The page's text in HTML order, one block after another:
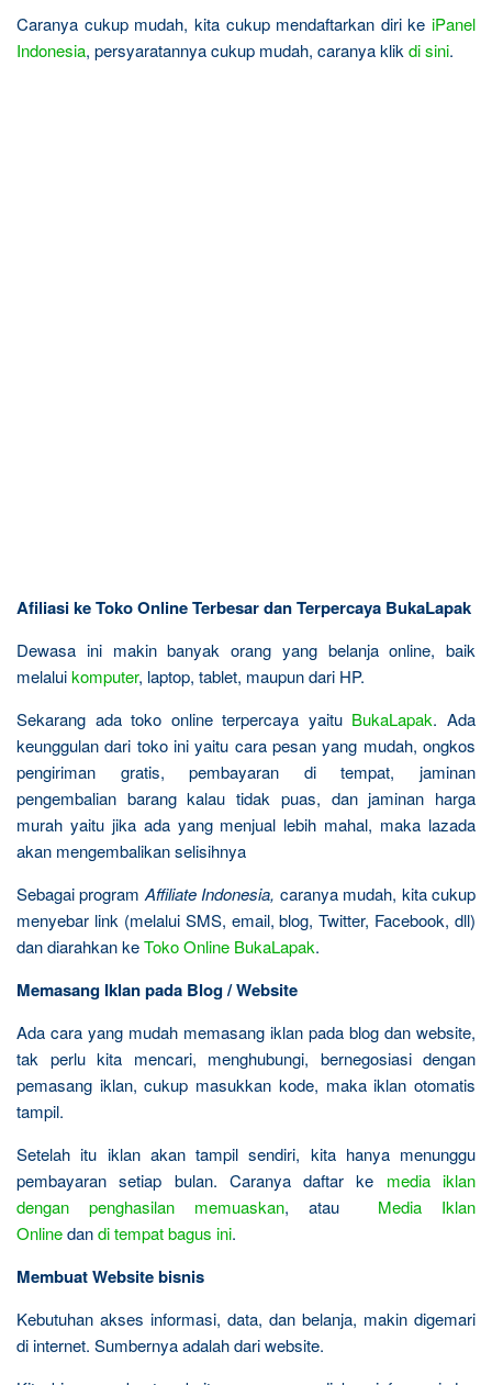
Caranya cukup mudah, kita cukup mendaftarkan diri ke iPanel
Indonesia, persyaratannya cukup mudah, caranya klik di sini.
Afiliasi ke Toko Online Terbesar dan Terpercaya BukaLapak
Dewasa ini makin banyak orang yang belanja online, baik
melaluikomputer, laptop, tablet, maupun dari HP.
Sekarang ada toko online terpercaya yaitu BukaLapak. Ada
keunggulan dari toko ini yaitu cara pesan yang mudah, ongkos
pengiriman gratis, pembayaran di tempat, jaminan
pengembalian barang kalau tidak puas, dan jaminan harga
murah yaitu jika ada yang menjual lebih mahal, maka lazada
akan mengembalikan selisihnya
Sebagai program Affiliate Indonesia, caranya mudah, kita cukup
menyebar link (melalui SMS, email, blog, Twitter, Facebook, dll)
dan diarahkan keToko Online BukaLapak.
Memasang Iklan pada Blog / Website
Ada cara yang mudah memasang iklan pada blog dan website,
tak perlu kita mencari, menghubungi, bernegosiasi dengan
pemasang iklan, cukup masukkan kode, maka iklan otomatis
tampil.
Setelah itu iklan akan tampil sendiri, kita hanya menunggu
pembayaran setiap bulan. Caranya daftar ke media iklan
dengan penghasilan memuaskan, atau Media Iklan
Onlinedandi tempat bagus ini.
Membuat Website bisnis
Kebutuhan akses informasi, data, dan belanja, makin digemari
di internet. Sumbernya adalah dari website.